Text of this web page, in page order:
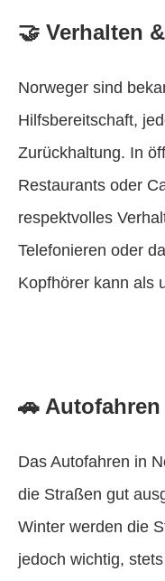
🤝 Verhalten
Norweger sind
Hilfsbereitschaft,
Zurückhaltung. In
Restaurants oder
respektvolles
Telefonieren oder
Kopfhörer kann als
🚗
Das Autofahren in
die Straßen gut
Winter werden die
jedoch wichtig,